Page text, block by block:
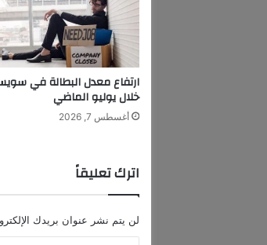
ن
س
ب
م
ا
و
ا
ل
ارتفاع معدل البطالة في
خلال يوليو الماضي
أغسطس 7, 2026
اترك تعليقاً
لن يتم نشر عنوان بريدك